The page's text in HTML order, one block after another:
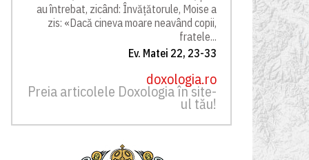
au întrebat, zicând: Învățătorule, Moise a
zis: «Dacă cineva moare neavând copii,
fratele...
Ev. Matei 22, 23-33
doxologia.ro
Preia articolele Doxologia în site-
ul tău!